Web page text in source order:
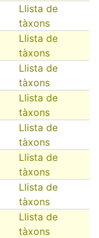
Llista de
tàxons
Llista de
tàxons
Llista de
tàxons
Llista de
tàxons
Llista de
tàxons
Llista de
tàxons
Llista de
tàxons
Llista de
tàxons